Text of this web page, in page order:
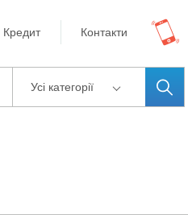
Кредит Контакти
Усі категорії